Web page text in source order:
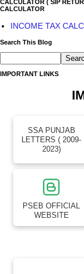
CALCULATOR ( SIP
CALCULATOR
INCOME TAX
Search This Blog
IMPORTANT LINKS
SSA PUNJAB
LETTERS ( 2009-
2023)
PSEB OFFICIAL
WEBSITE